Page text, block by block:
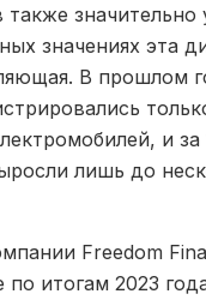
также значительно
значениях эта
В прошлом
и за
лишь до
Freedom
итогам 2023